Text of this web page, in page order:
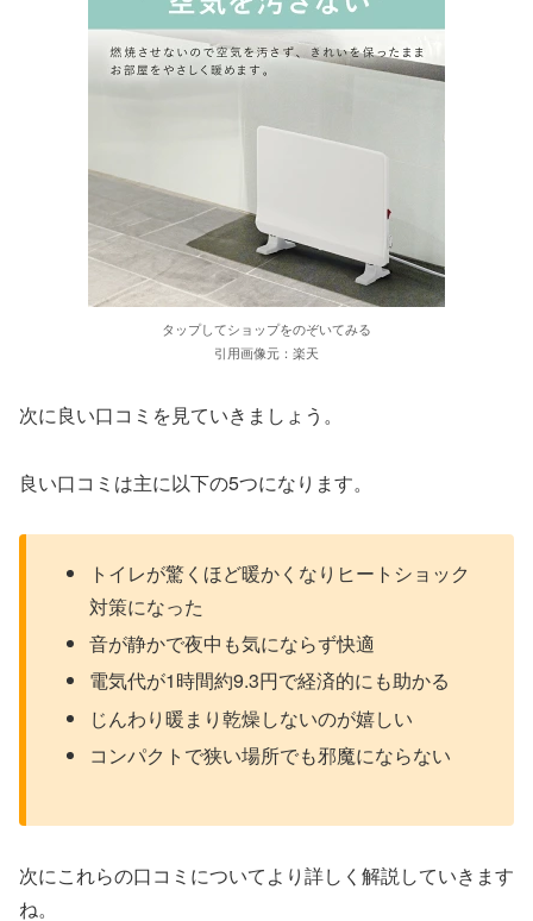
タップしてショップをのぞいてみる
引用画像元：楽天
次に良い口コミを見ていきましょう。
良い口コミは主に以下の5つになります。
トイレが驚くほど暖かくなりヒートショック
対策になった
音が静かで夜中も気にならず快適
電気代が1時間約9.3円で経済的にも助かる
じんわり暖まり乾燥しないのが嬉しい
コンパクトで狭い場所でも邪魔にならない
次にこれらの口コミについてより詳しく解説していきます
ね。